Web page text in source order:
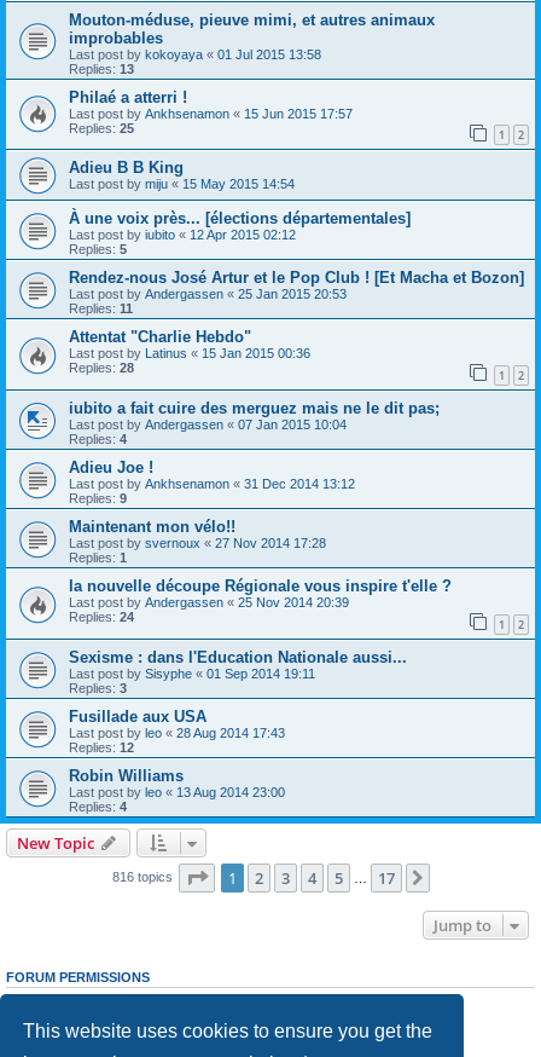
This website uses cookies to ensure you get the
Mouton-méduse, pieuve mimi, et autres animaux
improbables
Last post by kokoyaya « 01 Jul 2015 13:58
Replies: 13
Philaé a atterri !
Last post by Ankhsenamon « 15 Jun 2015 17:57
Replies: 25 1 2
Adieu B B King
Last post by miju « 15 May 2015 14:54
À une voix près... [élections départementales]
Last post by iubito « 12 Apr 2015 02:12
Replies: 5
Rendez-nous José Artur et le Pop Club ! [Et Macha et Bozon]
Last post by Andergassen « 25 Jan 2015 20:53
Replies: 11
Attentat "Charlie Hebdo"
Last post by Latinus « 15 Jan 2015 00:36
Replies: 28 1 2
iubito a fait cuire des merguez mais ne le dit pas;
Last post by Andergassen « 07 Jan 2015 10:04
Replies: 4
Adieu Joe !
Last post by Ankhsenamon « 31 Dec 2014 13:12
Replies: 9
Maintenant mon vélo!!
Last post by svernoux « 27 Nov 2014 17:28
Replies: 1
la nouvelle découpe Régionale vous inspire t'elle ?
Last post by Andergassen « 25 Nov 2014 20:39
Replies: 24 1 2
Sexisme : dans l'Education Nationale aussi...
Last post by Sisyphe « 01 Sep 2014 19:11
Replies: 3
Fusillade aux USA
Last post by leo « 28 Aug 2014 17:43
Replies: 12
Robin Williams
Last post by leo « 13 Aug 2014 23:00
Replies: 4
New Topic
816 topics Page 1of 17
1 2 3 4 5 17
Jump to
FORUM PERMISSIONS
cannotedit your posts in this forum